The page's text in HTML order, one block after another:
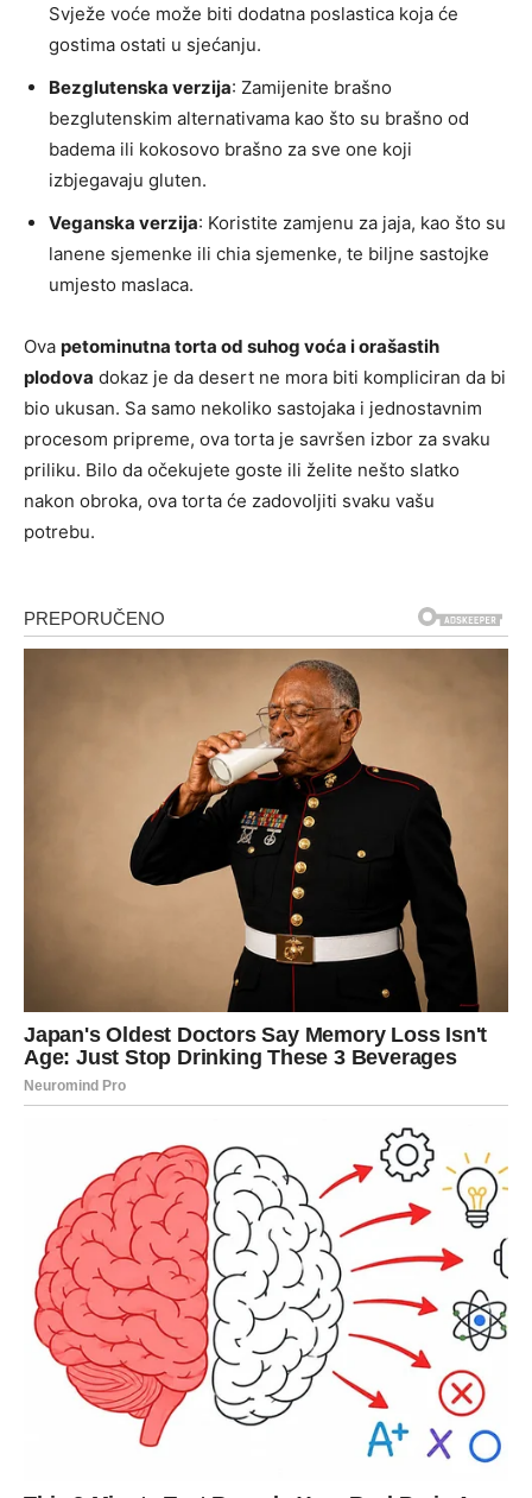
Svježe voće može biti dodatna poslastica koja će
gostima ostati u sjećanju.
Bezglutenska verzija: Zamijenite brašno
bezglutenskim alternativama kao što su brašno od
badema ili kokosovo brašno za sve one koji
izbjegavaju gluten.
Veganska verzija: Koristite zamjenu za jaja, kao što su
lanene sjemenke ili chia sjemenke, te biljne sastojke
umjesto maslaca.
Ova petominutna torta od suhog voća i orašastih
plodova dokaz je da desert ne mora biti kompliciran da bi
bio ukusan. Sa samo nekoliko sastojaka i jednostavnim
procesom pripreme, ova torta je savršen izbor za svaku
priliku. Bilo da očekujete goste ili želite nešto slatko
nakon obroka, ova torta će zadovoljiti svaku vašu
potrebu.